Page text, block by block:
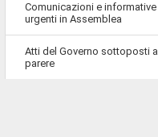
Comunicazioni e informative
urgenti in Assemblea
Atti del Governo sottoposti a
parere